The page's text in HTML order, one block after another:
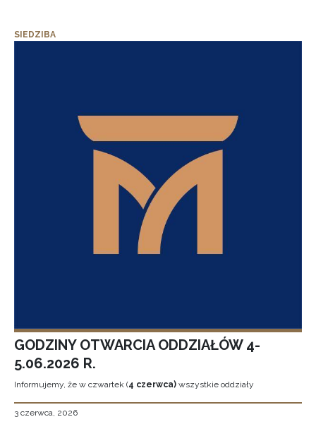
SIEDZIBA
GODZINY OTWARCIA ODDZIAŁÓW 4-
5.06.2026 R.
Informujemy, że w czwartek (4 czerwca) wszystkie oddziały
3 czerwca, 2026